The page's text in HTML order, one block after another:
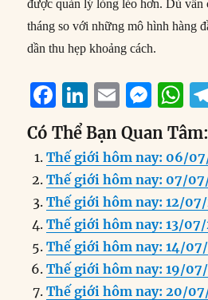
được quản lý lỏng lẻo hơn. Dù vẫn
tháng so với những mô hình hàng
dần thu hẹp khoảng cách.
F
a
c
e
b
o
o
k
Li
n
k
e
d
I
n
E
m
ai
l
M
ss
e
n
g
er
h
at
s
A
p
p
Có Thể Bạn Quan Tâm:
Thế giới hôm nay: 06/
Thế giới hôm nay: 07/
Thế giới hôm nay: 12/
Thế giới hôm nay: 13/
Thế giới hôm nay: 14/
Thế giới hôm nay: 19/
Thế giới hôm nay: 20/